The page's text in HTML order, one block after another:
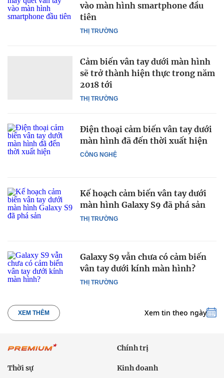
THỊ TRƯỜNG
vào màn hình smartphone đầu
tiên
THỊ TRƯỜNG
Cảm biến vân tay dưới màn hình
sẽ trở thành hiện thực trong năm
2018 tới
CÔNG NGHỆ
Điện thoại cảm biến vân tay dưới
màn hình đã đến thời xuất hiện
THỊ TRƯỜNG
Kế hoạch cảm biến vân tay dưới
màn hình Galaxy S9 đã phá sản
THỊ TRƯỜNG
Galaxy S9 vẫn chưa có cảm biến
vân tay dưới kính màn hình?
XEM THÊM Xem tin theo ngày
Chính trị
Thời sự Kinh doanh